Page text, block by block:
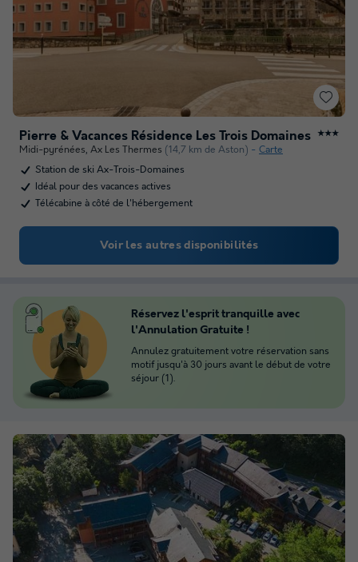
Pierre & Vacances Résidence Les Trois Domaines ★★★
Midi-pyrénées, Ax Les Thermes (14,7 km de Aston)
Carte
Station de ski Ax-Trois-Domaines
Idéal pour des vacances actives
Télécabine à côté de l'hébergement
Voir les autres disponibilités
Réservez l'esprit tranquille avec
l'Annulation Gratuite !
Annulez gratuitement votre réservation sans
motif jusqu'à 30 jours avant le début de votre
séjour (1).